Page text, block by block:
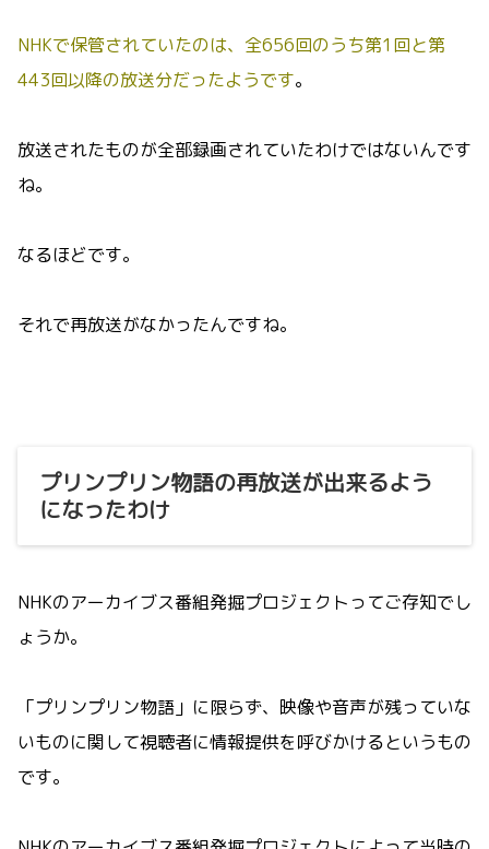
NHKで保管されていたのは、全656回のうち第1回と第
443回以降の放送分だったようです。
放送されたものが全部録画されていたわけではないんです
ね。
なるほどです。
それで再放送がなかったんですね。
プリンプリン物語の再放送が出来るよう
になったわけ
NHKのアーカイブス番組発掘プロジェクトってご存知でし
ょうか。
「プリンプリン物語」に限らず、映像や音声が残っていな
いものに関して視聴者に情報提供を呼びかけるというもの
です。